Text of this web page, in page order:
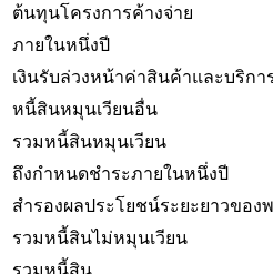
ต้นทุนโครงการค้างจ่าย
ภายในหนึ่งปี
เงินรับล่วงหน้าค่าสินค้าและบริกา
หนี้สินหมุนเวียนอื่น
รวมหนี้สินหมุนเวียน
ถึงกำหนดชำระภายในหนึ่งปี
สำรองผลประโยชน์ระยะยาวของ
รวมหนี้สินไม่หมุนเวียน
รวมหนี้สิน